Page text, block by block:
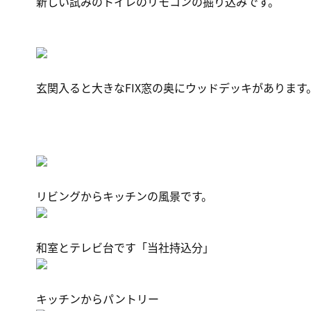
玄関入ると大きなFIX窓の奥にウッドデッキがあります
リビングからキッチンの風景です。
和室とテレビ台です「当社持込分」
キッチンからパントリー